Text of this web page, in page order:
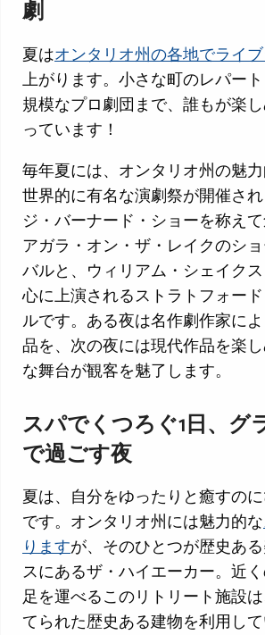
劇
夏はオンタリオ州の各地でライ
上がります。小さな町のレパー
規模なプロ劇団まで、誰もが楽
っています！
毎年夏には、オンタリオ州の魅
世界的に有名な演劇祭が開催さ
ジ・バーナード・ショーを称え
アガラ・オン・ザ・レイクのシ
バルと、ウィリアム・シェイク
心に上演されるストラトフォー
ルです。ある夜は名作劇作家に
品を、次の夜には現代作品を楽
な舞台が観客を魅了します。
スパでくつろぐ1日、グ
で過ごす夜
夏は、自分をゆったりと癒すの
です。オンタリオ州には魅力的な
りますが、そのひとつが歴史あ
スにあるザ・ハイエーカー。近
足を運べるこのリトリート施設
てられた歴史ある建物を利用し